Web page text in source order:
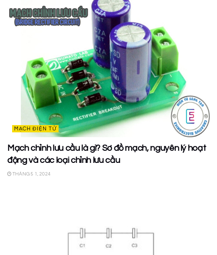
MẠCH ĐIỆN TỬ
Mạch chỉnh lưu cầu là gì? Sơ đồ mạch, nguyên lý hoạt
động và các loại chỉnh lưu cầu
THÁNG 5 1, 2024